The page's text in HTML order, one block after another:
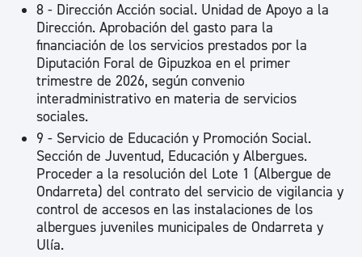
8 - Dirección Acción social. Unidad de Apoyo a la
Dirección. Aprobación del gasto para la
financiación de los servicios prestados por la
Diputación Foral de Gipuzkoa en el primer
trimestre de 2026, según convenio
interadministrativo en materia de servicios
sociales.
9 - Servicio de Educación y Promoción Social.
Sección de Juventud, Educación y Albergues.
Proceder a la resolución del Lote 1 (Albergue de
Ondarreta) del contrato del servicio de vigilancia y
control de accesos en las instalaciones de los
albergues juveniles municipales de Ondarreta y
Ulía.